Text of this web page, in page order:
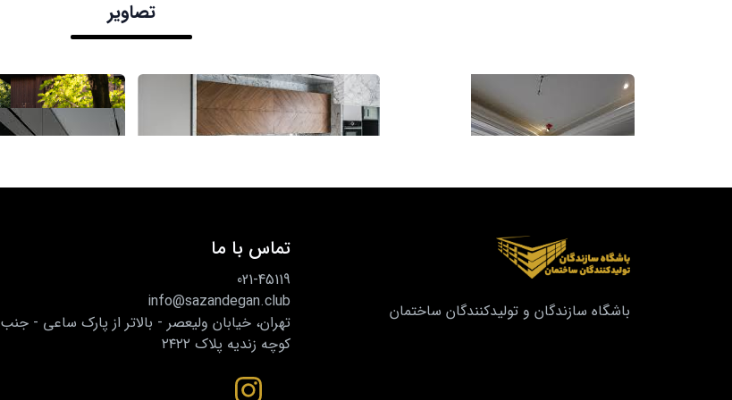
تصاویر
باشگاه سازندگان و تولیدکنندگان ساختمان
تماس با ما
021-45119
info@sazandegan.club
تهران، خیابان ولیعصر - بالاتر از پارک ساعی - جنب
کوچه زندیه پلاک ۲۴۲۲